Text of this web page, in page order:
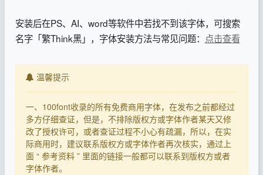
安装后在PS、AI、word等软件中若找不到该字体，可搜索
名字「繁Think黑」，字体安装方法与常见问题： 点击查看
温馨提示
一、100font收录的所有免费商用字体，在发布之前都经过
多方仔细查证，但是，不排除版权方或字体作者某天又修
改了授权许可，或者查证过程不小心有疏漏，所以，在实
际商用时，建议联系版权方或字体作者再次核实，通过上
面 “ 参考资料 ” 里面的链接一般都可以联系到版权方或者
字体作者。